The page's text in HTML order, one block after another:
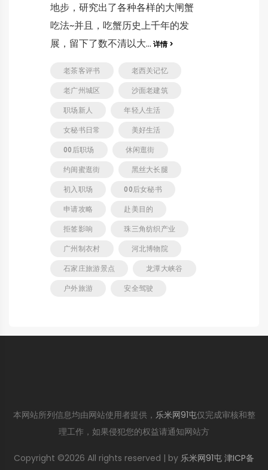
地步，研究出了各种各样的大闸蟹
吃法~并且，吃蟹历史上千年的发
展，留下了数不清以大... 详情 >
老茶客评书 老西关记忆
老广州城区 沙面老建筑
职场新人 年轻人生活
女秘书日常 美好生活
00后职场 休闲逛街
约闺蜜逛街 黑丝大长腿
初入职场 00后女秘书
申请攻略 赴美目的
拒签影响 珠三角纺织产业
广州制衣村 河北博物院
石家庄旅游景点 龙潭大峡谷
户外旅游 安全驾驶
本网站所列信息均由网站使用者提供， 乐米网91屯仅完成审核和整
理工作，如果侵犯您的权益请通知网站方
Copyright ©2026 All rights reserved | by 乐米网91屯 津ICP备